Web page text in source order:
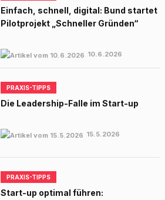
Einfach, schnell, digital: Bund startet
Pilotprojekt „Schneller Gründen“
10.6.2026
PRAXIS-TIPPS
Die Leadership-Falle im Start-up
15.5.2026
PRAXIS-TIPPS
Start-up optimal führen: